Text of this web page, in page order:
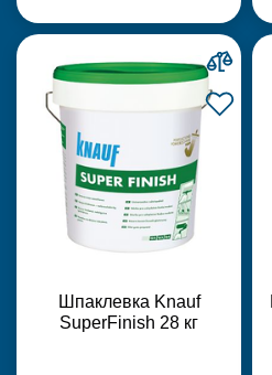
Шпаклевка Knauf
SuperFinish 28 кг